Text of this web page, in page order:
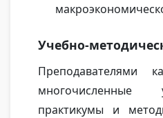
Учебно-
Преподавателями
многочисленные
практикумы и